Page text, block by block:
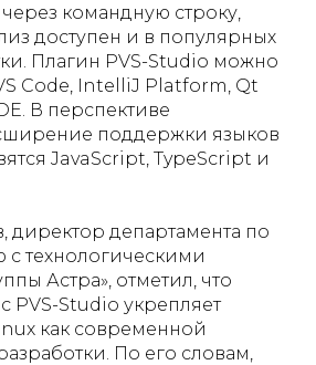
командную строку,
доступен и в популярных
Плагин PVS-Studio можно
Code, IntelliJ Platform, Qt
В перспективе
поддержки языков
JavaScript, TypeScript и
директор департамента по
с технологическими
Астра», отметил, что
PVS-Studio укрепляет
как современной
По его словам,